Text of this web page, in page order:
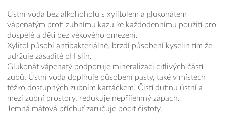
Ústní voda bez alkohoholu s xylitolem a glukonátem
vápenatým proti zubnímu kazu ke každodennímu použití pro
dospělé a děti bez věkového omezení.
Xylitol působí antibakteriálně, brzdí působení kyselin tím že
udržuje zásadité pH slin.
Glukonát vápenatý podporuje mineralizaci citlivých částí
zubů. Ústní voda doplňuje působení pasty, také v místech
těžko dostupných zubním kartáčkem. Čistí dutinu ústní a
mezi zubní prostory, redukuje nepříjemný zápach.
Jemná mátová příchuť zaručuje pocit čistoty.